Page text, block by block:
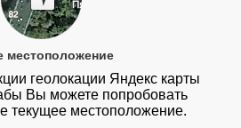
местоположение
геолокации Яндекс карты
Вы можете попробовать
текущее местоположение.